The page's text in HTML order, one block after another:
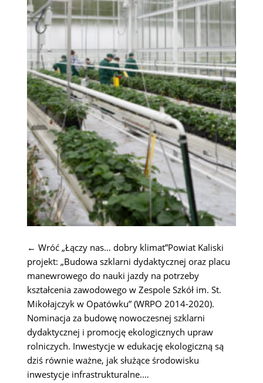
← Wróć „Łączy nas… dobry klimat”Powiat Kaliski
projekt: „Budowa szklarni dydaktycznej oraz placu
manewrowego do nauki jazdy na potrzeby
kształcenia zawodowego w Zespole Szkół im. St.
Mikołajczyk w Opatówku” (WRPO 2014-2020).
Nominacja za budowę nowoczesnej szklarni
dydaktycznej i promocję ekologicznych upraw
rolniczych. Inwestycje w edukację ekologiczną są
dziś równie ważne, jak służące środowisku
inwestycje infrastrukturalne.…